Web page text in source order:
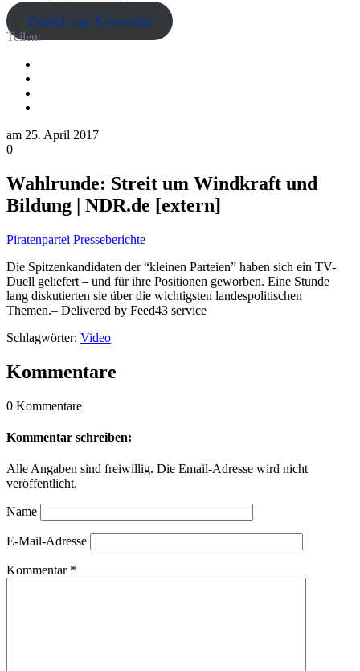
Zurück zur Übersicht
Teilen:
am 25. April 2017
0
Wahlrunde: Streit um Windkraft und
Bildung | NDR.de [extern]
Piratenpartei Presseberichte
Die Spitzenkandidaten der “kleinen Parteien” haben sich ein TV-
Duell geliefert – und für ihre Positionen geworben. Eine Stunde
lang diskutierten sie über die wichtigsten landespolitischen
Themen.– Delivered by Feed43 service
Schlagwörter: Video
Kommentare
0 Kommentare
Kommentar schreiben:
Alle Angaben sind freiwillig. Die Email-Adresse wird nicht
veröffentlicht.
Name
E-Mail-Adresse
Kommentar *